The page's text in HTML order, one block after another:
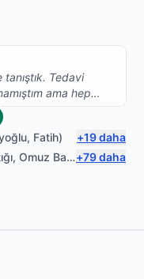
Tedavi
ama hep
:))) 83 yaşında
kayınvalidemin
kadar güçsüz
yoğun ağrıları
kaldırabilir,
, Fatih) +19daha
, Omuz Bağ Yaralanması +79daha